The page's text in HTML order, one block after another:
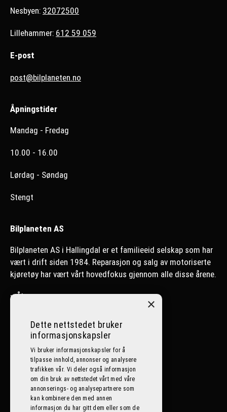
Nesbyen: 32072500
Lillehammer: 612 59 059
E-post
post@bilplaneten.no
Åpningstider
Mandag - Fredag
10.00 - 16.00
Lørdag - Søndag
Stengt
Bilplaneten AS
Bilplaneten AS i Hallingdal er et familieeid selskap som har
vært i drift siden 1984. Reparasjon og salg av motoriserte
kjøretøy har vært vårt hovedfokus gjennom alle disse årene.
>Ål
Nesbyen
Lillehammer
Følg oss på sosiale medier
×
Dette nettstedet bruker
informasjonskapsler
Vi bruker informasjonskapsler for å
tilpasse innhold, annonser og analysere
trafikken vår. Vi deler også informasjon
om din bruk av nettstedet vårt med våre
annonserings- og analysepartnere som
kan kombinere den med annen
informasjon du har gitt dem eller som de